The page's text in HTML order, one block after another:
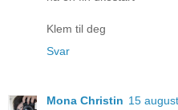
Klem til deg
Svar
Mona Christin 15